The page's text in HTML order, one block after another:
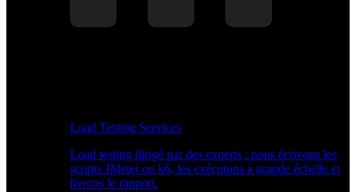
Load Testing Services
Load testing dirigé par des experts : nous écrivons les
scripts JMeter ou k6, les exécutons à grande échelle et
livrons le rapport.